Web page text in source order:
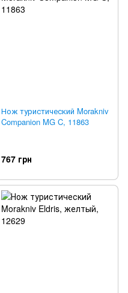
Нож туристический Morakniv
Companion MG C, 11863
767 грн